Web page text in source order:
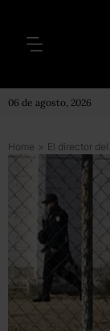
06 de agosto, 2026
Home >